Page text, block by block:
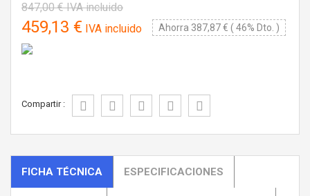
847,00 €IVA incluido
459,13 € IVA incluido Ahorra 387,87 € ( 46% Dto. )
Compartir :
FICHA TÉCNICA ESPECIFICACIONES